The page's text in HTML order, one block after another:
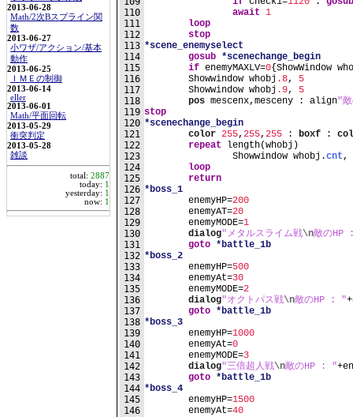
2013-06-28
Math/2次Bスプライン関
数
2013-06-27
小ワザ/アクション/基本
動作
2013-06-25
ＩＭＥの制御
2013-06-14
eller
2013-06-01
Math/平面回転
2013-05-29
衝突判定
2013-05-28
雑談
total: 2887
today: 1
yesterday: 1
now: 1
110
111
112
113
114
115
116
117
118
119
120
121
122
123
124
125
126
127
128
129
130
131
132
133
134
135
136
137
138
139
140
141
142
143
144
145
146
await 1
loop
stop
*scene_enemyselect
gosub *scenechange_begin
if enemyMAXLV=0{ShowWindow
	Showwindow whobj
.8, 5
	Showwindow whobj
.9, 5
pos mescenx,mesceny : align"敵
stop
*scenechange_begin
color 255, 255, 255 : boxf :
repeat length(whobj)
		Showwindow whobj.
cnt,
loop
return
*boss_1
	enemyHP=
200
	enemyAT=
20
	enemyMODE=
1
dialog"メタルスライム戦\n敵の
goto *battle_1b
*boss_2
	enemyHP=
500
	enemyAt=
30
	enemyMODE=
2
dialog"オクトパス戦\n敵のHP : "
goto *battle_1b
*boss_3
	enemyHP=
1000
	enemyAt=
0
	enemyMODE=
3
dialog"三倍超人戦\n敵のHP : "
goto *battle_1b
*boss_4
	enemyHP=
1500
	enemyAt=
40